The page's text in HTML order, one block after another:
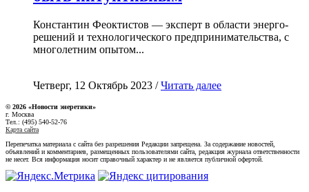
Константин Феоктистов — эксперт в области энерго-
решений и технологического предпринимательства, с
многолетним опытом...
Четверг, 12 Октябрь 2023 /Читать далее
© 2026 «Новости энеретики»
г. Москва
Тел.: (495) 540-52-76
Карта сайта
Перепечатка материала с сайта без разрешения Редакции запрещена. За содержание новостей,
объявлений и комментариев, размещенных пользователями сайта, редакция журнала ответственности
не несет. Вся информация носит справочный характер и не является публичной офертой.